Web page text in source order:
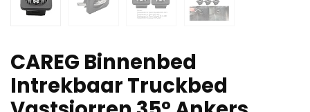
CAREG Binnenbed
Intrekbaar Truckbed